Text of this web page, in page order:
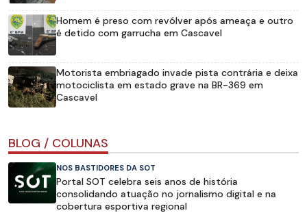
Homem é preso com revólver após ameaça e outro
é detido com garrucha em Cascavel
Motorista embriagado invade pista contrária e deixa
motociclista em estado grave na BR-369 em
Cascavel
BLOG / COLUNAS
NOS BASTIDORES DA SOT
Portal SOT celebra seis anos de história
consolidando atuação no jornalismo digital e na
cobertura esportiva regional